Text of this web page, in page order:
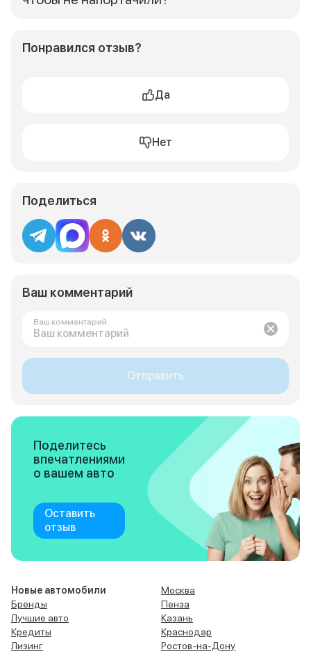
Понравился отзыв?
Да
Нет
Поделиться
Ваш комментарий
Ваш комментарий
Отправить
Поделитесь
впечатлениями
о вашем авто
Оставить
отзыв
Новые автомобили
Бренды
Лучшие авто
Кредиты
Лизинг
Москва
Пенза
Казань
Краснодар
Ростов-на-Дону